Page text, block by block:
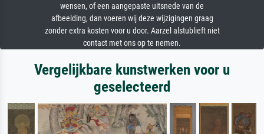
wensen, of een aangepaste uitsnede van de
afbeelding, dan voeren wij deze wijzigingen graag
zonder extra kosten voor u door. Aarzel alstublieft niet
contact met ons op te nemen.
Vergelijkbare kunstwerken voor u
geselecteerd